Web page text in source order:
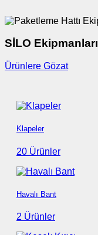
SİLO Ekipmanları
Ürünlere Gözat
Klapeler
20 Ürünler
Havalı Bant
2 Ürünler